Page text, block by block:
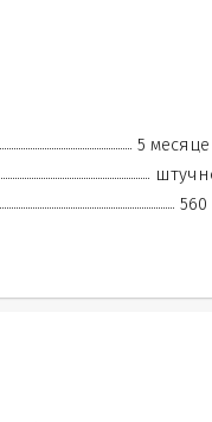
5
560